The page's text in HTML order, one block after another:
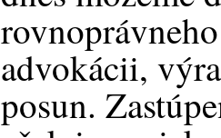
advokácii,
posun.